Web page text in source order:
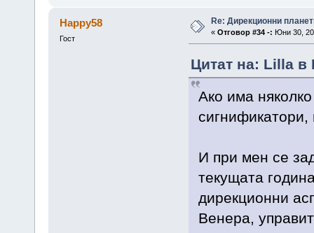
Happy58
Гост
Re: Дирекционни
« Отговор #34 -: Юни 30,
Цитат на: Lilla в
Ако има
И при мен се
текущата
дирекционни
Венера,